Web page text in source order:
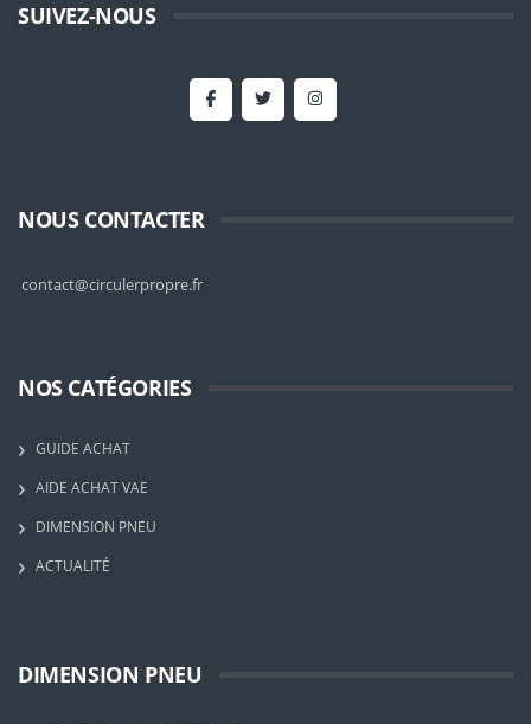
SUIVEZ-NOUS
NOUS CONTACTER
contact@circulerpropre.fr
NOS CATÉGORIES
GUIDE ACHAT
AIDE ACHAT VAE
DIMENSION PNEU
ACTUALITÉ
DIMENSION PNEU